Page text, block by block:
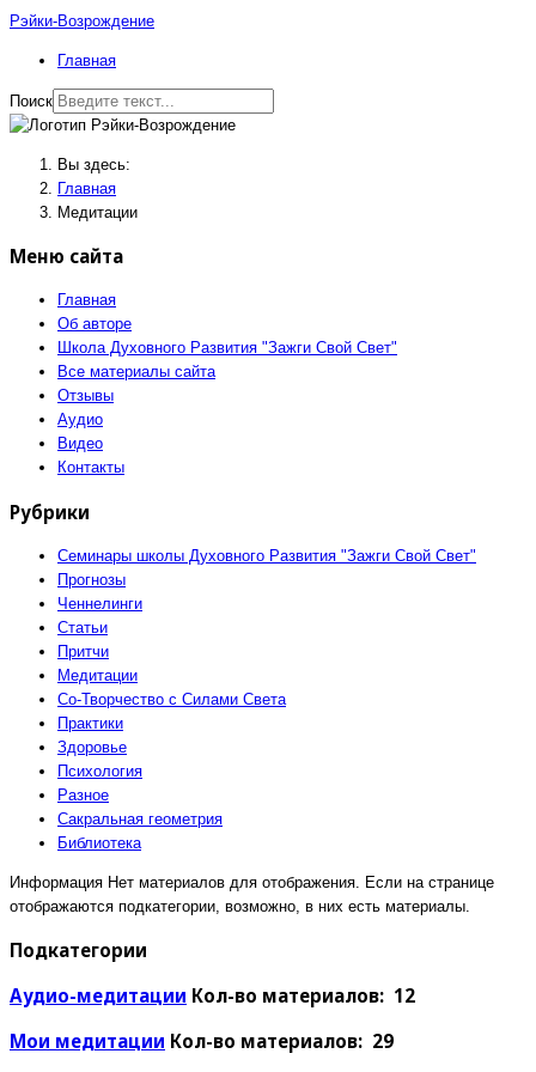
Рэйки-Возрождение
Главная
Поиск
Вы здесь:
Главная
Медитации
Меню сайта
Главная
Об авторе
Школа Духовного Развития "Зажги Свой Свет"
Все материалы сайта
Отзывы
Аудио
Видео
Контакты
Рубрики
Семинары школы Духовного Развития "Зажги Свой Свет"
Прогнозы
Ченнелинги
Статьи
Притчи
Медитации
Со-Творчество с Силами Света
Практики
Здоровье
Психология
Разное
Сакральная геометрия
Библиотека
Информация Нет материалов для отображения. Если на странице
отображаются подкатегории, возможно, в них есть материалы.
Подкатегории
Аудио-медитации Кол-во материалов: 12
Мои медитации Кол-во материалов: 29